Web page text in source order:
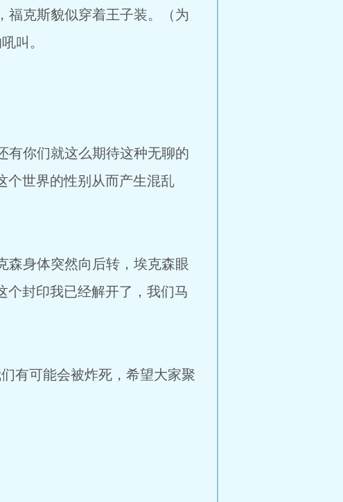
斯貌似穿着王子装。（为
叫。
们就这么期待这种无聊的
个世界的性别从而产生混乱
体突然向后转，埃克森眼
个封印我已经解开了，我们马
可能会被炸死，希望大家聚